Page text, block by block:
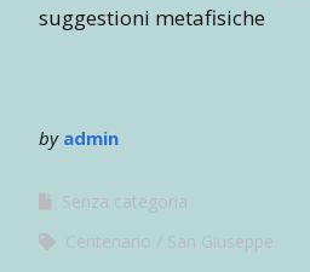
suggestioni metafisiche
by admin
Senza categoria
Centenario
San Giuseppe